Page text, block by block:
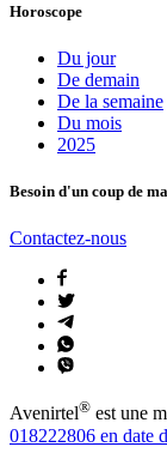
Horoscope
Du jour
De demain
De la semaine
Du mois
2025
Besoin d'un coup de
Contactez-nous
Avenirtel® est une
018222806 en date